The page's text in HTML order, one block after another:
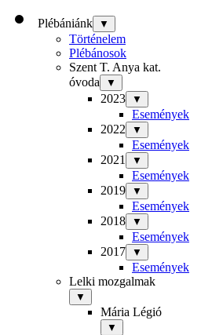
Plébániánk ▼
Történelem
Plébánosok
Szent T. Anya kat.
óvoda
▼
2023 ▼
Események
2022
▼
Események
2021
▼
Események
2019
▼
Események
2018
▼
Események
2017
▼
Események
Lelki mozgalmak
▼
Mária Légió
▼